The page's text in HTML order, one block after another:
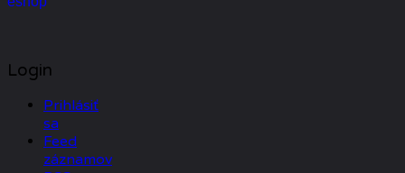
Login
Prihlásiť
sa
Feed
záznamov